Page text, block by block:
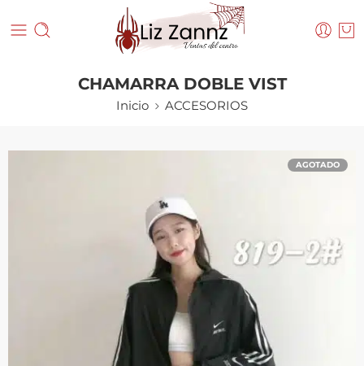
CHAMARRA DOBLE VIST
Inicio ACCESORIOS
AGOTADO